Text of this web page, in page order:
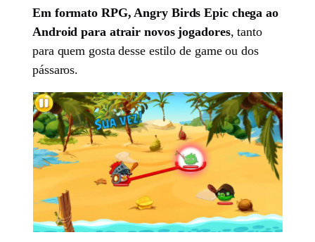
Em formato RPG, Angry Birds Epic chega ao
Android para atrair novos jogadores, tanto
para quem gosta desse estilo de game ou dos
pássaros.